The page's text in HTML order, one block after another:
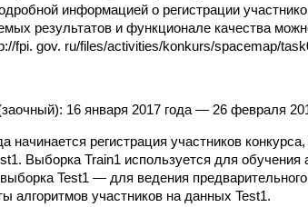
информацией о регистрации
результатов и функционале качества
fpi. gov. ru/files/activities/konkurs/spacemap/
16 января 2017 года — 26 февраля
начинается регистрация участников
Выборка Train1 используется для обучения
Test1 — для ведения
алгоритмов участников на данных Test1.